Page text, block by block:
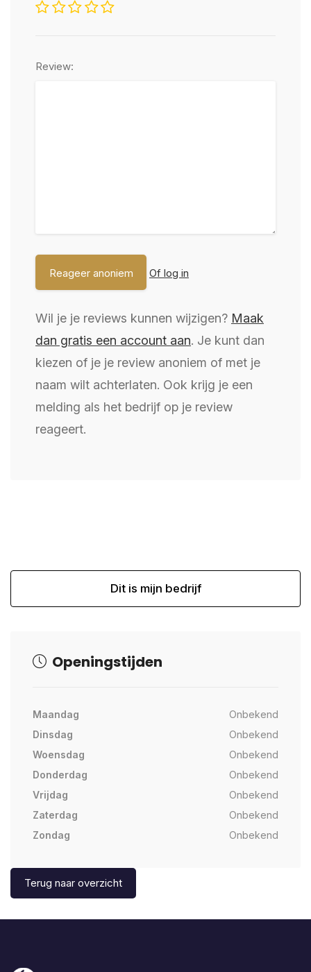
Review:
Of log in
Wil je je reviews kunnen wijzigen? Maak
dan gratis een account aan. Je kunt dan
kiezen of je je review anoniem of met je
naam wilt achterlaten. Ook krijg je een
melding als het bedrijf op je review
reageert.
Dit is mijn bedrijf
Openingstijden
Maandag
Onbekend
Dinsdag
Onbekend
Woensdag
Onbekend
Donderdag
Onbekend
Vrijdag
Onbekend
Zaterdag
Onbekend
Zondag
Onbekend
Terug naar overzicht